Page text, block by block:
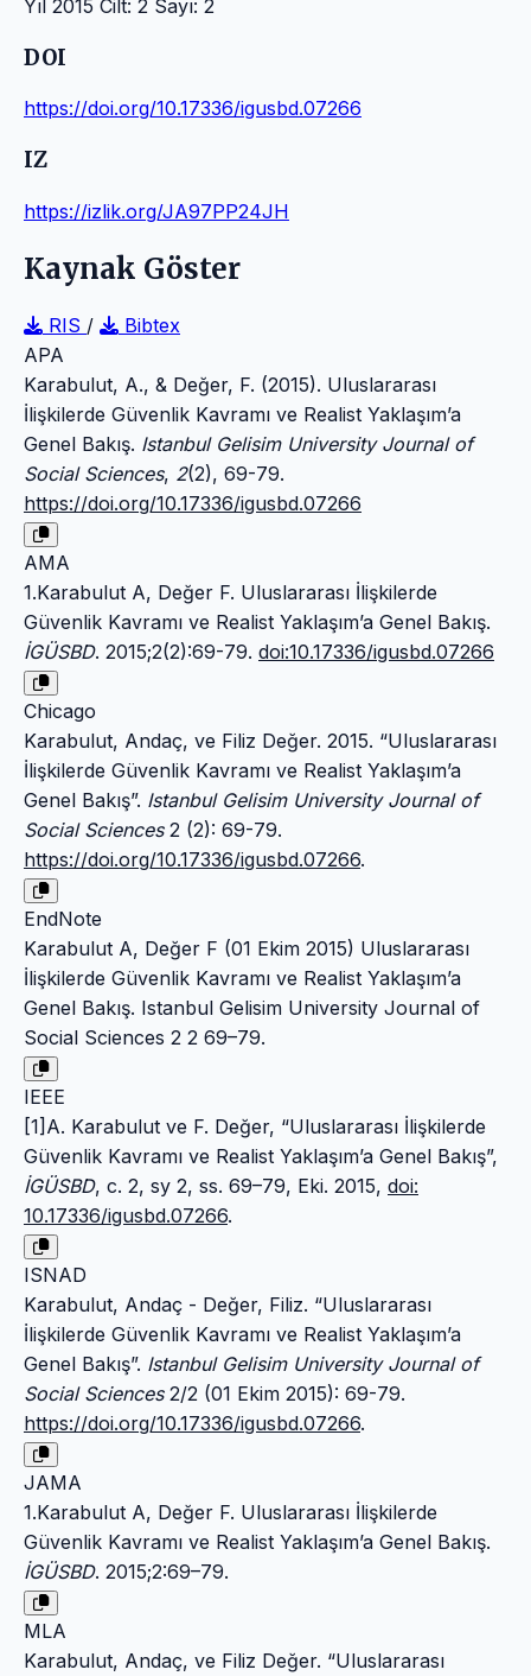
Yıl 2015 Cilt: 2 Sayı: 2
DOI
https://doi.org/10.17336/igusbd.07266
IZ
https://izlik.org/JA97PP24JH
Kaynak Göster
RIS /
Bibtex
APA
Karabulut, A., & Değer, F. (2015). Uluslararası
İlişkilerde Güvenlik Kavramı ve Realist Yaklaşım’a
Genel Bakış. Istanbul Gelisim University Journal of
Social Sciences, 2(2), 69-79.
https://doi.org/10.17336/igusbd.07266
AMA
1.Karabulut A, Değer F. Uluslararası İlişkilerde
Güvenlik Kavramı ve Realist Yaklaşım’a Genel Bakış.
İGÜSBD. 2015;2(2):69-79. doi:10.17336/igusbd.07266
Chicago
Karabulut, Andaç, ve Filiz Değer. 2015. “Uluslararası
İlişkilerde Güvenlik Kavramı ve Realist Yaklaşım’a
Genel Bakış”. Istanbul Gelisim University Journal of
Social Sciences2 (2): 69-79.
https://doi.org/10.17336/igusbd.07266.
EndNote
Karabulut A, Değer F (01 Ekim 2015) Uluslararası
İlişkilerde Güvenlik Kavramı ve Realist Yaklaşım’a
Genel Bakış. Istanbul Gelisim University Journal of
Social Sciences 2 2 69–79.
IEEE
[1]A. Karabulut ve F. Değer, “Uluslararası İlişkilerde
Güvenlik Kavramı ve Realist Yaklaşım’a Genel Bakış”,
İGÜSBD, c. 2, sy 2, ss. 69–79, Eki. 2015, doi:
10.17336/igusbd.07266.
ISNAD
Karabulut, Andaç - Değer, Filiz. “Uluslararası
İlişkilerde Güvenlik Kavramı ve Realist Yaklaşım’a
Genel Bakış”. Istanbul Gelisim University Journal of
Social Sciences2/2 (01 Ekim 2015): 69-79.
https://doi.org/10.17336/igusbd.07266.
JAMA
1.Karabulut A, Değer F. Uluslararası İlişkilerde
Güvenlik Kavramı ve Realist Yaklaşım’a Genel Bakış.
İGÜSBD. 2015;2:69–79.
MLA
Karabulut, Andaç, ve Filiz Değer. “Uluslararası